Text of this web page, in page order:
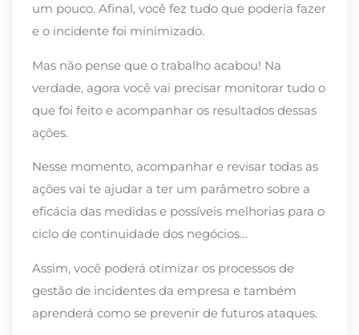
um pouco. Afinal, você fez tudo que poderia fazer
e o incidente foi minimizado.
Mas não pense que o trabalho acabou! Na
verdade, agora você vai precisar monitorar tudo o
que foi feito e acompanhar os resultados dessas
ações.
Nesse momento, acompanhar e revisar todas as
ações vai te ajudar a ter um parâmetro sobre a
eficácia das medidas e possíveis melhorias para o
ciclo de continuidade dos negócios…
Assim, você poderá otimizar os processos de
gestão de incidentes da empresa e também
aprenderá como se prevenir de futuros ataques.